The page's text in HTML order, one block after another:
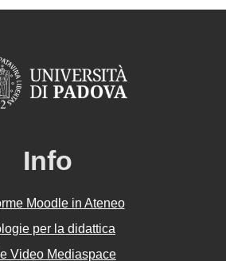
Info
Moodle in Ateneo
per la didattica
Video Mediaspace